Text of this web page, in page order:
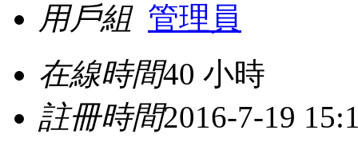
用戶組 管理員
在線時間40 小時
註冊時間2016-7-19